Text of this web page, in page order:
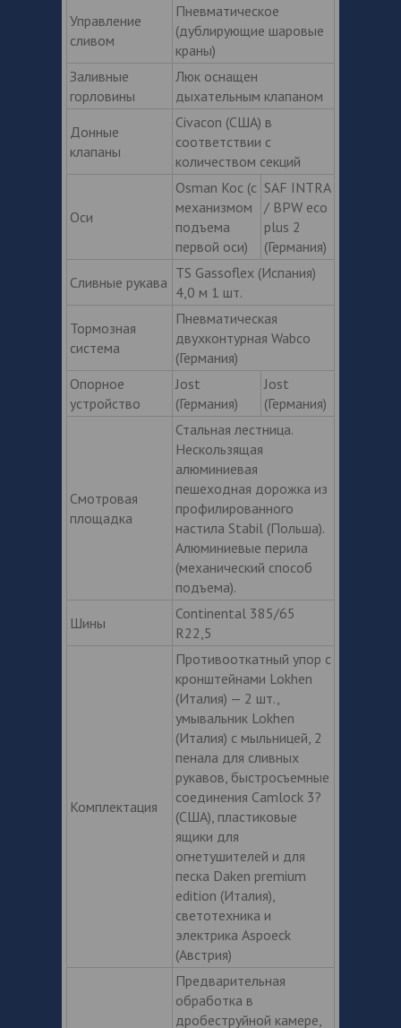
Управление
сливом
Пневматическое
(дублирующие шаровые
краны)
Заливные
горловины
Люк оснащен
дыхательным клапаном
Донные
клапаны
Civacon (США) в
соответствии с
количеством секций
Оси
Osman Koc (с
механизмом
подъема
первой оси)
SAF INTRA
/ BPW eco
plus 2
(Германия)
Сливные рукава
TS Gassoflex (Испания)
4,0 м 1 шт.
Тормозная
система
Пневматическая
двухконтурная Wabco
(Германия)
Опорное
устройство
Jost
(Германия)
Jost
(Германия)
Смотровая
площадка
Стальная лестница.
Нескользящая
алюминиевая
пешеходная дорожка из
профилированного
настила Stabil (Польша).
Алюминиевые перила
(механический способ
подъема).
Шины
Continental 385/65
R22,5
Комплектация
Противооткатный упор с
кронштейнами Lokhen
(Италия) — 2 шт.,
умывальник Lokhen
(Италия) с мыльницей, 2
пенала для сливных
рукавов, быстросъемные
соединения Camlock 3?
(США), пластиковые
ящики для
огнетушителей и для
песка Daken premium
edition (Италия),
светотехника и
электрика Aspoeck
(Австрия)
Предварительная
обработка в
дробеструйной камере,